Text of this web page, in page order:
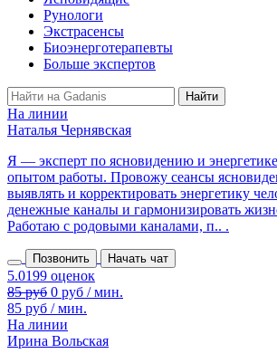
Рунологи
Экстрасенсы
Биоэнерготерапевты
Больше экспертов
На линии
Наталья Чернявская
Я — эксперт по ясновидению и
опытом работы. Провожу сеансы
выявлять и корректировать энергетику
денежные каналы и гармонизировать
Работаю с родовыми каналами, п.. .
Позвонить Начать чат
85 руб 0 руб / мин.
85 руб / мин.
На линии
Ирина Вольская